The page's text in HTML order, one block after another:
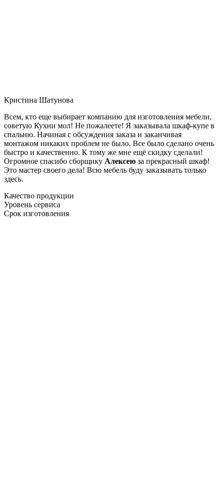
Кристина Шатунова
Всем, кто еще выбирает компанию для изготовления мебели,
советую Кухни мол! Не пожалеете! Я заказывала шкаф-купе в
спальню. Начиная с обсуждения заказа и заканчивая
монтажом никаких проблем не было. Все было сделано очень
быстро и качественно. К тому же мне ещё скидку сделали!
Огромное спасибо сборщику Алексею за прекрасный шкаф!
Это мастер своего дела! Всю мебель буду заказывать только
здесь.
Качество продукции
Уровень сервиса
Срок изготовления